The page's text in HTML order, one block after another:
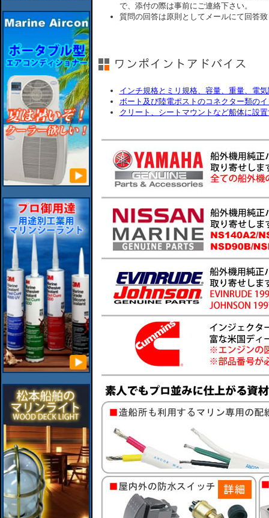
で、添付の際は事前にご連絡下さい。
質問の回答は原則としてメールにて回答
インチ規格とミリ規格、容量、重量、電
ボート及び陸電ポストのコネクター類の
クリート、シートマウントなど船体に設